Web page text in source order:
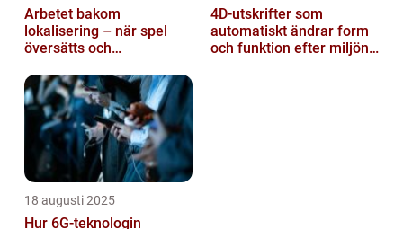
Arbetet bakom
lokalisering – när spel
översätts och
4D-utskrifter som
automatiskt ändrar form
och funktion efter miljöns
18 augusti 2025
Hur 6G-teknologin